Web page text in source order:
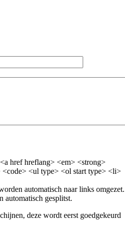
href hreflang> <em> <strong>
<ul type> <ol start type> <li>
automatisch naar links omgezet.
automatisch gesplitst.
deze wordt eerst goedgekeurd